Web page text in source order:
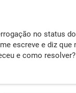
no status
escreve e diz
e como resolver?